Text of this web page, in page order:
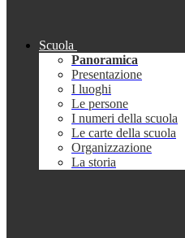
Scuola
Panoramica
Presentazione
I luoghi
Le persone
I numeri della scuola
Le carte della scuola
Organizzazione
La storia